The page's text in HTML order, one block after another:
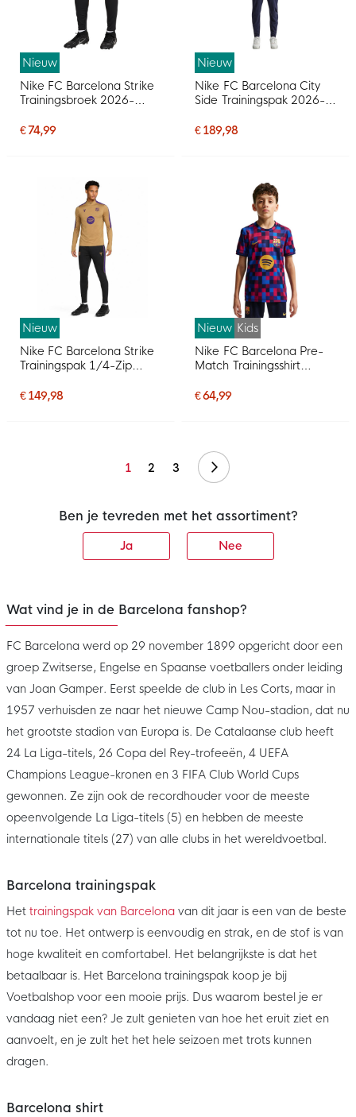
Nieuw
Nike FC Barcelona Strike
Trainingsbroek 2026-
€ 74,99
Nieuw
Nike FC Barcelona City
Side Trainingspak 2026-
Goudgeel Roze
€ 189,98
Nieuw
Nike FC Barcelona Strike
Trainingspak 1/4-Zip
Paars
€ 149,98
Nieuw Kids
Nike FC Barcelona Pre-
Match Trainingsshirt
Donkerblauw Geel
€ 64,99
1 2 3 Volgende
Ben je tevreden met het assortiment?
Ja Nee
Wat vind je in de Barcelona fanshop?
FC Barcelona werd op 29 november 1899 opgericht door een
groep Zwitserse, Engelse en Spaanse voetballers onder leiding
van Joan Gamper. Eerst speelde de club in Les Corts, maar in
1957 verhuisden ze naar het nieuwe Camp Nou-stadion, dat nu
het grootste stadion van Europa is. De Catalaanse club heeft
24 La Liga-titels, 26 Copa del Rey-trofeeën, 4 UEFA
Champions League-kronen en 3 FIFA Club World Cups
gewonnen. Ze zijn ook de recordhouder voor de meeste
opeenvolgende La Liga-titels (5) en hebben de meeste
internationale titels (27) van alle clubs in het wereldvoetbal.
Barcelona trainingspak
Het trainingspak van Barcelona van dit jaar is een van de beste
tot nu toe. Het ontwerp is eenvoudig en strak, en de stof is van
hoge kwaliteit en comfortabel. Het belangrijkste is dat het
betaalbaar is. Het Barcelona trainingspak koop je bij
Voetbalshop voor een mooie prijs. Dus waarom bestel je er
vandaag niet een? Je zult genieten van hoe het eruit ziet en
aanvoelt, en je zult het het hele seizoen met trots kunnen
dragen.
Barcelona shirt